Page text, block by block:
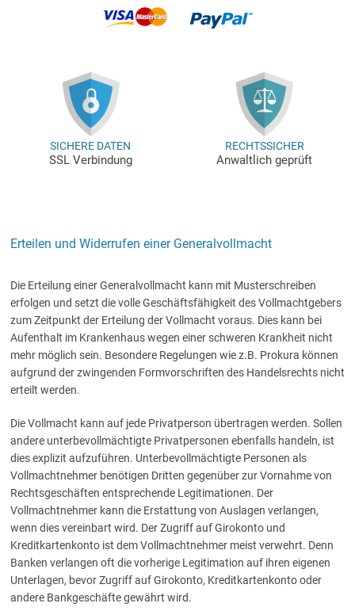
SICHERE DATEN
SSL Verbindung
RECHTSSICHER
Anwaltlich geprüft
Erteilen und Widerrufen einer Generalvollmacht
Die Erteilung einer Generalvollmacht kann mit Musterschreiben
erfolgen und setzt die volle Geschäftsfähigkeit des Vollmachtgebers
zum Zeitpunkt der Erteilung der Vollmacht voraus. Dies kann bei
Aufenthalt im Krankenhaus wegen einer schweren Krankheit nicht
mehr möglich sein. Besondere Regelungen wie z.B. Prokura können
aufgrund der zwingenden Formvorschriften des Handelsrechts nicht
erteilt werden.
Die Vollmacht kann auf jede Privatperson übertragen werden. Sollen
andere unterbevollmächtigte Privatpersonen ebenfalls handeln, ist
dies explizit aufzuführen. Unterbevollmächtigte Personen als
Vollmachtnehmer benötigen Dritten gegenüber zur Vornahme von
Rechtsgeschäften entsprechende Legitimationen. Der
Vollmachtnehmer kann die Erstattung von Auslagen verlangen,
wenn dies vereinbart wird. Der Zugriff auf Girokonto und
Kreditkartenkonto ist dem Vollmachtnehmer meist verwehrt. Denn
Banken verlangen oft die vorherige Legitimation auf ihren eigenen
Unterlagen, bevor Zugriff auf Girokonto, Kreditkartenkonto oder
andere Bankgeschäfte gewährt wird.